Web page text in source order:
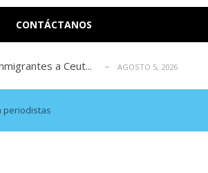
CONTÁCTANOS
su solicitud de l... AGOSTO 5, 2026
AGOSTO 5, 2026
a Ceut...
no admi... AGOSTO 5, 2026
de l... AGOSTO 5, 2026
solicitud de l...
5, 2026
periodistas